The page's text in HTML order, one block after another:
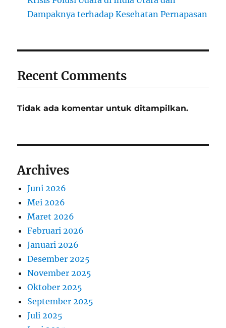
Dampaknya terhadap Kesehatan Pernapasan
Recent Comments
Tidak ada komentar untuk ditampilkan.
Archives
Juni 2026
Mei 2026
Maret 2026
Februari 2026
Januari 2026
Desember 2025
November 2025
Oktober 2025
September 2025
Juli 2025